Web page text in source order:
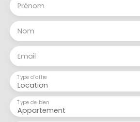
Prénom
Nom
Email
Location
Type d'offre
Appartement
Type de bien